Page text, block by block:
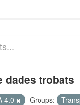
dades trobats
4.0 Groups: